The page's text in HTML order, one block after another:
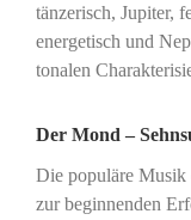
tänzerisch, Jupiter,
energetisch und
tonalen
Der Mond –
Die populäre Musik
zur beginnenden